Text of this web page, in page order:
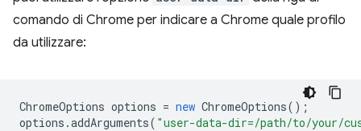
comando di Chrome per indicare a Chrome quale profilo
da utilizzare:
ChromeOptions options = new ChromeOptions();
options .addArguments( "user-data-dir=/path/to/your/